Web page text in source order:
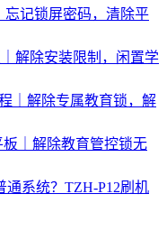
忘记锁屏密码，清除平
解除安装限制，闲置学
｜解除专属教育锁，解
｜解除教育管控锁无
通系统？TZH-P12刷机